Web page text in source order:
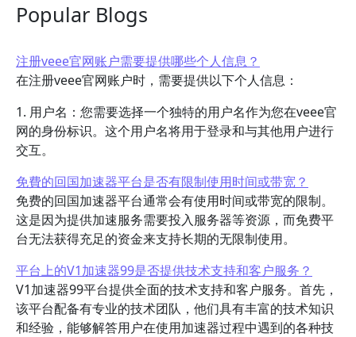
Popular Blogs
注册veee官网账户需要提供哪些个人信息？
在注册veee官网账户时，需要提供以下个人信息：
1. 用户名：您需要选择一个独特的用户名作为您在veee官
网的身份标识。这个用户名将用于登录和与其他用户进行
交互。
免費的回国加速器平台是否有限制使用时间或带宽？
免费的回国加速器平台通常会有使用时间或带宽的限制。
这是因为提供加速服务需要投入服务器等资源，而免费平
台无法获得充足的资金来支持长期的无限制使用。
平台上的V1加速器99是否提供技术支持和客户服务？
V1加速器99平台提供全面的技术支持和客户服务。首先，
该平台配备有专业的技术团队，他们具有丰富的技术知识
和经验，能够解答用户在使用加速器过程中遇到的各种技